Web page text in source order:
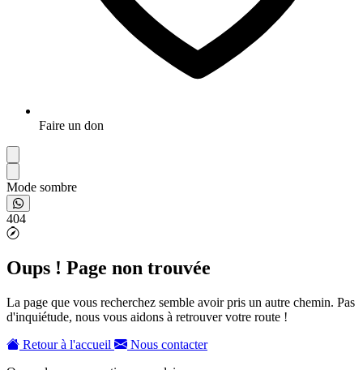
Faire un don
Mode sombre
404
Oups ! Page non trouvée
La page que vous recherchez semble avoir pris un autre chemin. Pas
d'inquiétude, nous vous aidons à retrouver votre route !
Retour à l'accueil
Nous contacter